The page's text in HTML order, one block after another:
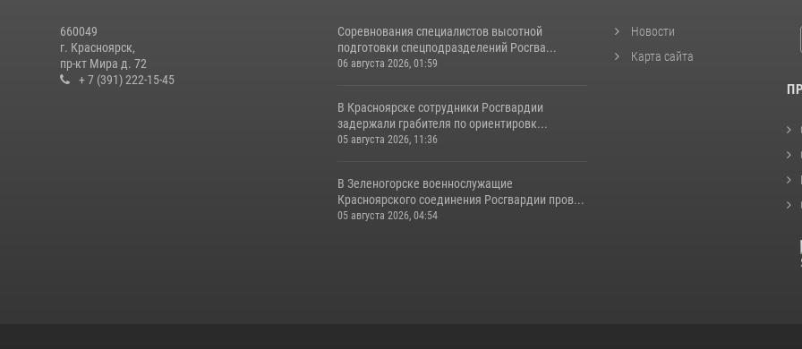
660049
г. Красноярск,
пр-кт Мира д. 72
+ 7 (391) 222-15-45
Соревнования специалистов высотной
подготовки спецподразделений Росгва...
06 августа 2026, 01:59
В Красноярске сотрудники Росгвардии
задержали грабителя по ориентировк...
05 августа 2026, 11:36
В Зеленогорске военнослужащие
Красноярского соединения Росгвардии пров...
05 августа 2026, 04:54
Новости
Карта сайта